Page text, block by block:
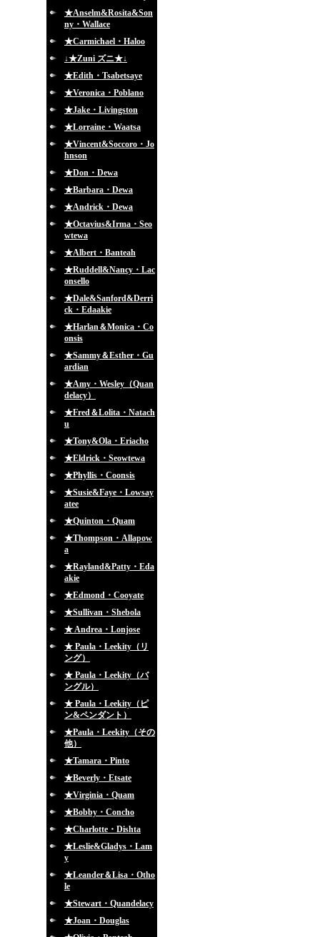
★Anselm&Rosita&Son
ny・Wallace
★Carmichael・Haloo
↓★Zuni ズニ★↓
★Edith・Tsabetsaye
★Veronica・Poblano
★Jake・Livingston
★Lorraine・Waatsa
★Vincent&Soccoro・Jo
hnson
★Don・Dewa
★Barbara・Dewa
★Andrick・Dewa
★Octavius&Irma・Seo
wtewa
★Albert・Banteah
★Ruddell&Nancy・Lac
onsello
★Dale&Sanford&Derri
ck・Edaakie
★Harlan＆Monica・Co
onsis
★Sammy＆Esther・Gu
ardian
★Amy・Wesley（Quan
delacy）
★Fred＆Lolita・Natach
u
★Tony&Ola・Eriacho
★Eldrick・Seowtewa
★Phyllis・Coonsis
★Susie&Faye・Lowsay
atee
★Quinton・Quam
★Thompson・Allapow
a
★Rayland&Patty・Eda
akie
★Edmond・Cooyate
★Sullivan・Shebola
★ Andrea・Lonjose
★ Paula・Leekity（リ
ング）
★ Paula・Leekity（バ
ングル）
★ Paula・Leekity（ピ
ン&ペンダント）
★Paula・Leekity（その
他）
★Tamara・Pinto
★Beverly・Etsate
★Virginia・Quam
★Bobby・Concho
★Charlotte・Dishta
★Leslie&Gladys・Lam
y
★Leander＆Lisa・Otho
le
★Stewart・Quandelacy
★Joan・Douglas